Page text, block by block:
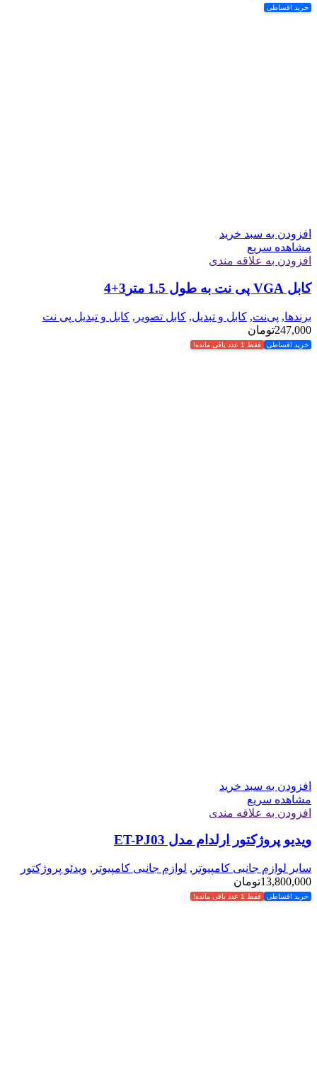
خرید اقساطی
افزودن به سبد خرید
مشاهده سریع
افزودن به علاقه مندی
کابل VGA پی نت به طول 1.5 متر3+4
برندها, پی‌نت, کابل و تبدیل, کابل تصویر , کابل و تبدیل پی نت
247,000تومان
خرید اقساطی فقط 1 عدد باقی مانده!
افزودن به سبد خرید
مشاهده سریع
افزودن به علاقه مندی
ویدیو پروژکتور ارلدام مدل ET-PJ03
سایر لوازم جانبی کامپیوتر , لوازم جانبی کامپیوتر , ویدئو پروژکتور
13,800,000تومان
خرید اقساطی فقط 1 عدد باقی مانده!